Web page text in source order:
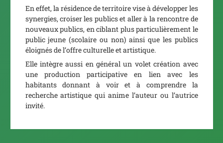
En effet, la résidence de territoire vise à développer les
synergies, croiser les publics et aller à la rencontre de
nouveaux publics, en ciblant plus particulièrement le
public jeune (scolaire ou non) ainsi que les publics
éloignés de l’offre culturelle et artistique.
Elle intègre aussi en général un volet création avec
une production participative en lien avec les
habitants donnant à voir et à comprendre la
recherche artistique qui anime l’auteur ou l’autrice
invité.